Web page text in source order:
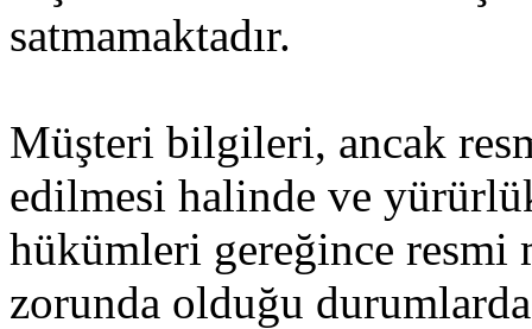
satmamaktadır.
Müşteri bilgileri, ancak
edilmesi halinde ve
hükümleri gereğince resmi
zorunda olduğu